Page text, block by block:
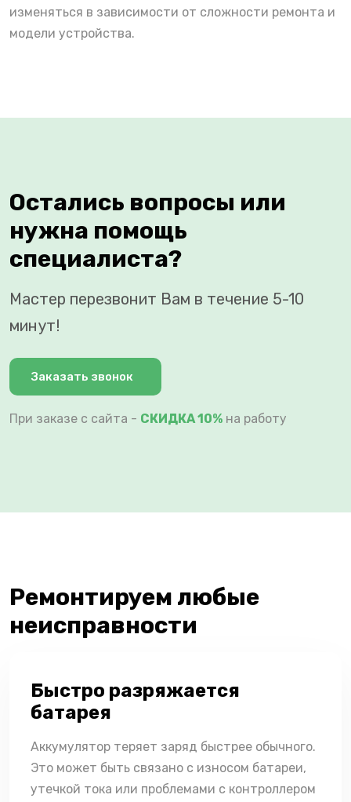
изменяться в зависимости от сложности ремонта и
модели устройства.
Остались вопросы или
нужна помощь
специалиста?
Мастер перезвонит Вам в течение 5-10
минут!
Заказать звонок
При заказе с сайта - СКИДКА 10% на работу
Ремонтируем любые
неисправности
Быстро разряжается
батарея
Аккумулятор теряет заряд быстрее обычного.
Это может быть связано с износом батареи,
утечкой тока или проблемами с контроллером